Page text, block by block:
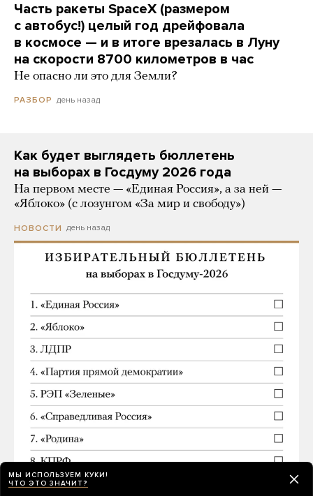
Часть ракеты SpaceX (размером
с автобус!) целый год дрейфовала
в космосе — и в итоге врезалась в Луну
на скорости 8700 километров в час
Не опасно ли это для Земли?
РАЗБОР день назад
Как будет выглядеть бюллетень
на выборах в Госдуму 2026 года
На первом месте — «Единая Россия», а за ней —
«Яблоко» (с лозунгом «За мир и свободу»)
НОВОСТИ день назад
МЫ ИСПОЛЬЗУЕМ КУКИ!
ЧТО ЭТО ЗНАЧИТ?